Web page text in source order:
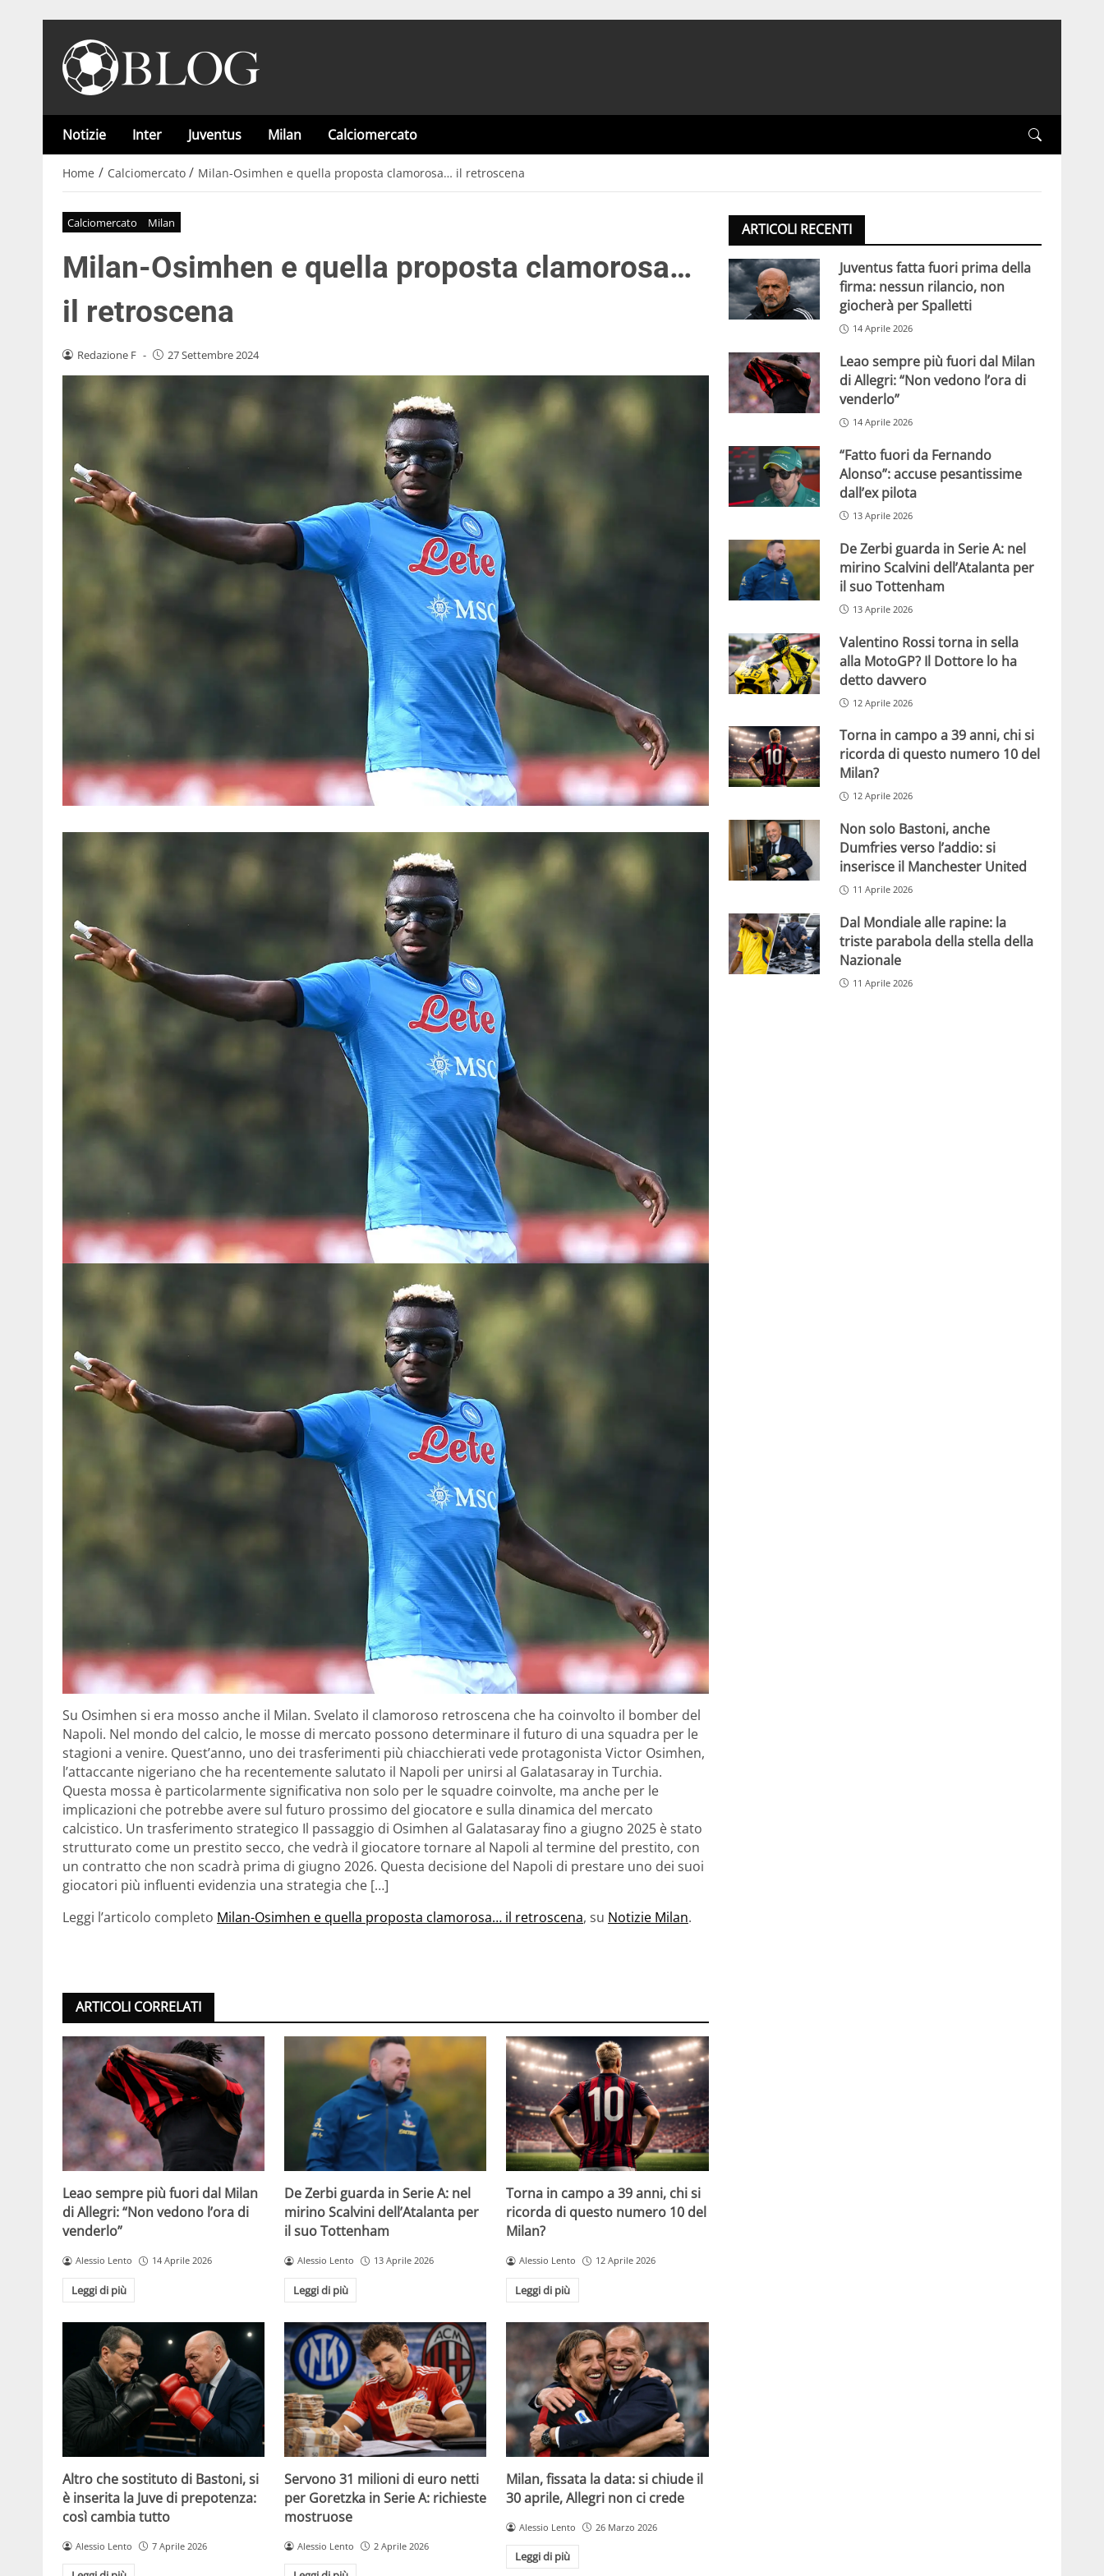
Notizie Inter Juventus Milan Calciomercato
Home / Calciomercato / Milan-Osimhen e quella proposta clamorosa… il retroscena
Calciomercato Milan
Milan-Osimhen e quella proposta clamorosa…
il retroscena
Redazione F - 27 Settembre 2024
Su Osimhen si era mosso anche il Milan. Svelato il clamoroso retroscena che ha coinvolto il bomber del
Napoli. Nel mondo del calcio, le mosse di mercato possono determinare il futuro di una squadra per le
stagioni a venire. Quest’anno, uno dei trasferimenti più chiacchierati vede protagonista Victor Osimhen,
l’attaccante nigeriano che ha recentemente salutato il Napoli per unirsi al Galatasaray in Turchia.
Questa mossa è particolarmente significativa non solo per le squadre coinvolte, ma anche per le
implicazioni che potrebbe avere sul futuro prossimo del giocatore e sulla dinamica del mercato
calcistico. Un trasferimento strategico Il passaggio di Osimhen al Galatasaray fino a giugno 2025 è stato
strutturato come un prestito secco, che vedrà il giocatore tornare al Napoli al termine del prestito, con
un contratto che non scadrà prima di giugno 2026. Questa decisione del Napoli di prestare uno dei suoi
giocatori più influenti evidenzia una strategia che […]
Leggi l’articolo completo Milan-Osimhen e quella proposta clamorosa… il retroscena, su Notizie Milan.
ARTICOLI CORRELATI
Leao sempre più fuori dal Milan
di Allegri: “Non vedono l’ora di
venderlo”
Alessio Lento 14 Aprile 2026
Leggi di più
De Zerbi guarda in Serie A: nel
mirino Scalvini dell’Atalanta per
il suo Tottenham
Alessio Lento 13 Aprile 2026
Leggi di più
Torna in campo a 39 anni, chi si
ricorda di questo numero 10 del
Milan?
Alessio Lento 12 Aprile 2026
Leggi di più
Altro che sostituto di Bastoni, si
è inserita la Juve di prepotenza:
così cambia tutto
Alessio Lento 7 Aprile 2026
Servono 31 milioni di euro netti
per Goretzka in Serie A: richieste
mostruose
Alessio Lento 2 Aprile 2026
Milan, fissata la data: si chiude il
30 aprile, Allegri non ci crede
Alessio Lento 26 Marzo 2026
Leggi di più
ARTICOLI RECENTI
Juventus fatta fuori prima della
firma: nessun rilancio, non
giocherà per Spalletti
14 Aprile 2026
Leao sempre più fuori dal Milan
di Allegri: “Non vedono l’ora di
venderlo”
14 Aprile 2026
“Fatto fuori da Fernando
Alonso”: accuse pesantissime
dall’ex pilota
13 Aprile 2026
De Zerbi guarda in Serie A: nel
mirino Scalvini dell’Atalanta per
il suo Tottenham
13 Aprile 2026
Valentino Rossi torna in sella
alla MotoGP? Il Dottore lo ha
detto davvero
12 Aprile 2026
Torna in campo a 39 anni, chi si
ricorda di questo numero 10 del
Milan?
12 Aprile 2026
Non solo Bastoni, anche
Dumfries verso l’addio: si
inserisce il Manchester United
11 Aprile 2026
Dal Mondiale alle rapine: la
triste parabola della stella della
Nazionale
11 Aprile 2026